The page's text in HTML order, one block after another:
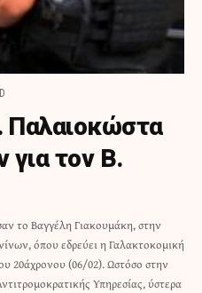
Παλαιοκώστα
για τον Β.
το Βαγγέλη Γιακουμάκη, στην
όπου εδρεύει η Γαλακτοκομική
20άχρονου (06/02). Ωστόσο στην
Υπηρεσίας, ύστερα